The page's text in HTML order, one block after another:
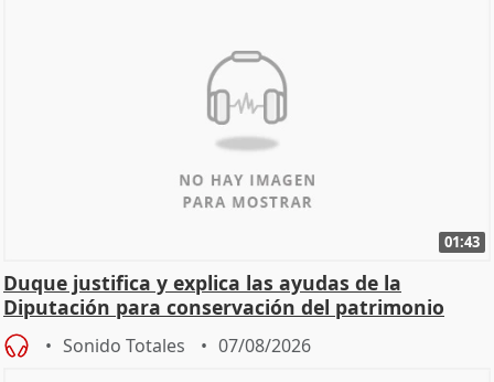
01:43
Duque justifica y explica las ayudas de la
Diputación para conservación del patrimonio
Sonido Totales 07/08/2026